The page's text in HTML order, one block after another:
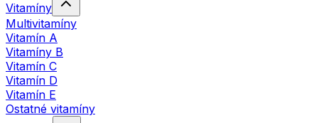
Vitamíny
Multivitamíny
Vitamín A
Vitamíny B
Vitamín C
Vitamín D
Vitamín E
Ostatné vitamíny